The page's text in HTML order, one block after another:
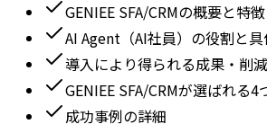
GENIEE SFA/CRMの概要と特徴
AI Agent（AI社員）の役割と
導入により得られる成果・削
GENIEE SFA/CRMが選ばれる4
成功事例の詳細